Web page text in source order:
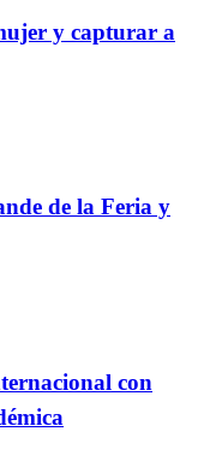
y capturar a
de la Feria y
con